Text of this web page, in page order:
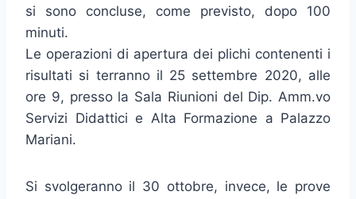
si sono concluse, come previsto, dopo 100
minuti.
Le operazioni di apertura dei plichi contenenti i
risultati si terranno il 25 settembre 2020, alle
ore 9, presso la Sala Riunioni del Dip. Amm.vo
Servizi Didattici e Alta Formazione a Palazzo
Mariani.
Si svolgeranno il 30 ottobre, invece, le prove